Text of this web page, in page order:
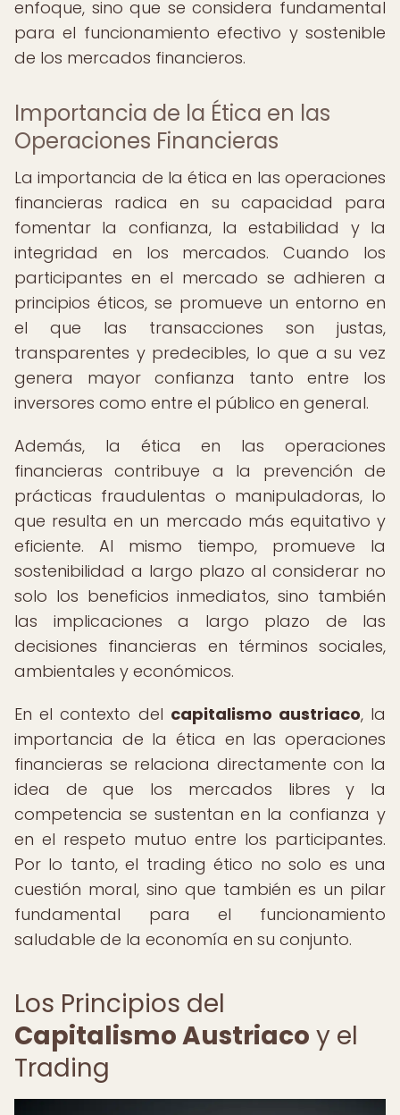
enfoque, sino que se considera fundamental
para el funcionamiento efectivo y sostenible
de los mercados financieros.
Importancia de la Ética en las
Operaciones Financieras
La importancia de la ética en las operaciones
financieras radica en su capacidad para
fomentar la confianza, la estabilidad y la
integridad en los mercados. Cuando los
participantes en el mercado se adhieren a
principios éticos, se promueve un entorno en
el que las transacciones son justas,
transparentes y predecibles, lo que a su vez
genera mayor confianza tanto entre los
inversores como entre el público en general.
Además, la ética en las operaciones
financieras contribuye a la prevención de
prácticas fraudulentas o manipuladoras, lo
que resulta en un mercado más equitativo y
eficiente. Al mismo tiempo, promueve la
sostenibilidad a largo plazo al considerar no
solo los beneficios inmediatos, sino también
las implicaciones a largo plazo de las
decisiones financieras en términos sociales,
ambientales y económicos.
En el contexto del capitalismo austriaco, la
importancia de la ética en las operaciones
financieras se relaciona directamente con la
idea de que los mercados libres y la
competencia se sustentan en la confianza y
en el respeto mutuo entre los participantes.
Por lo tanto, el trading ético no solo es una
cuestión moral, sino que también es un pilar
fundamental para el funcionamiento
saludable de la economía en su conjunto.
Los Principios del
Capitalismo Austriaco y el
Trading